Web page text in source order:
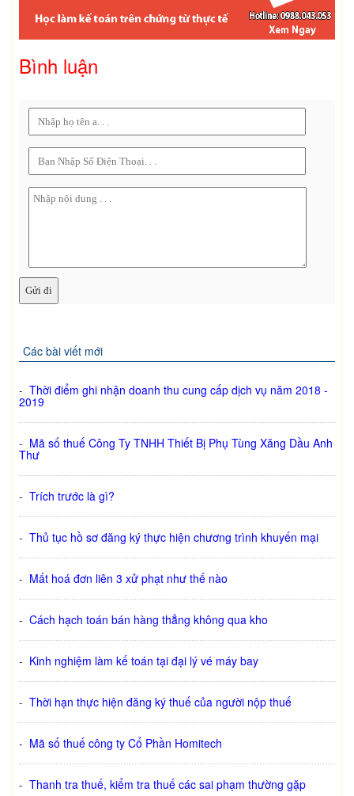
Bình luận
Các bài viết mới
- Thời điểm ghi nhận doanh thu cung cấp dịch vụ năm 2018 -
2019
- Mã số thuế Công Ty TNHH Thiết Bị Phụ Tùng Xăng Dầu Anh
Thư
- Trích trước là gì?
- Thủ tục hồ sơ đăng ký thực hiện chương trình khuyến mại
- Mất hoá đơn liên 3 xử phạt như thế nào
- Cách hạch toán bán hàng thẳng không qua kho
- Kinh nghiệm làm kế toán tại đại lý vé máy bay
- Thời hạn thực hiện đăng ký thuế của người nộp thuế
- Mã số thuế công ty Cổ Phần Homitech
- Thanh tra thuế, kiểm tra thuế các sai phạm thường gặp